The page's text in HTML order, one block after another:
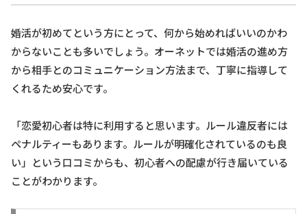
婚活が初めてという方にとって、何から始めればいいのかわ
からないことも多いでしょう。オーネットでは婚活の進め方
から相手とのコミュニケーション方法まで、丁寧に指導して
くれるため安心です。
「恋愛初心者は特に利用すると思います。ルール違反者には
ペナルティーもあります。ルールが明確化されているのも良
い」という口コミからも、初心者への配慮が行き届いている
ことがわかります。